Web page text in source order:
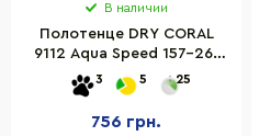
В наличии
Полотенце DRY CORAL
9112 Aqua Speed 157-26-
70х140
3 5 25
756 грн.